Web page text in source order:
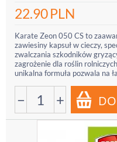
22.90PLN
Karate Zeon 050 CS to
zawiesiny kapsuł w cieczy,
zwalczania szkodników
zagrożenie dla roślin
unikalna formuła pozwala na
− +